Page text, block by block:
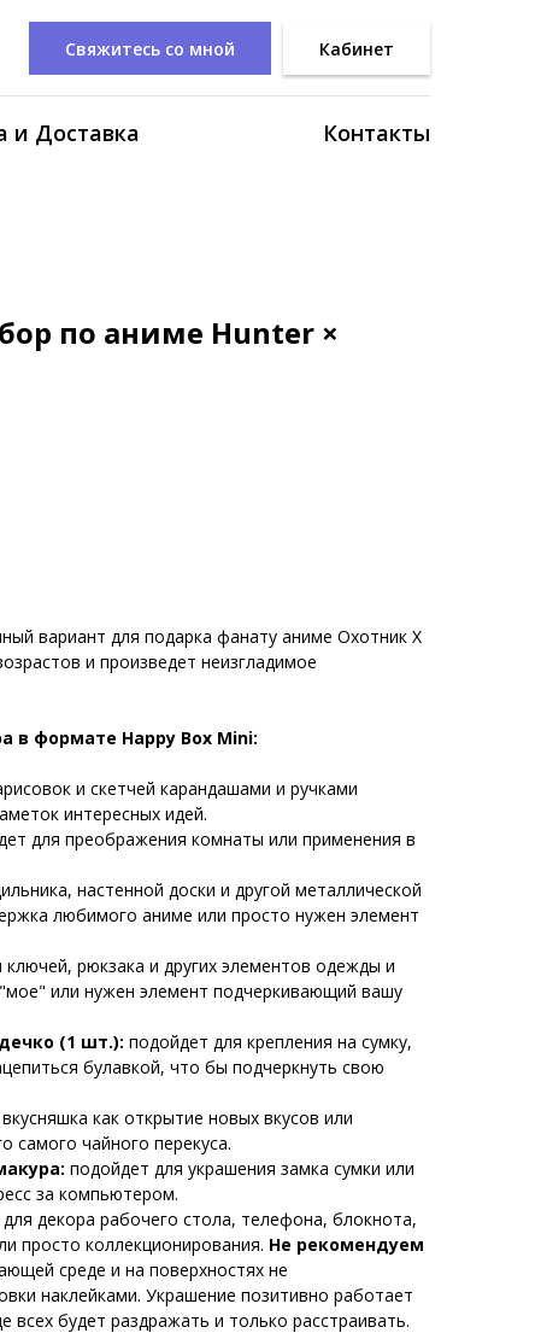
Свяжитесь со мной Кабинет
и Доставка Контакты
по аниме Hunter ×
вариант для подарка фанату аниме Охотник Х
и произведет неизгладимое
в формате Happy Box Mini:
и скетчей карандашами и ручками
интересных идей.
для преображения комнаты или применения в
настенной доски и другой металлической
любимого аниме или просто нужен элемент
ключей, рюкзака и других элементов одежды и
или нужен элемент подчеркивающий вашу
(1 шт.): подойдет для крепления на сумку,
булавкой, что бы подчеркнуть свою
как открытие новых вкусов или
самого чайного перекуса.
подойдет для украшения замка сумки или
за компьютером.
декора рабочего стола, телефона, блокнота,
просто коллекционирования. Не рекомендуем
среде и на поверхностях не
наклейками. Украшение позитивно работает
всех будет раздражать и только расстраивать.